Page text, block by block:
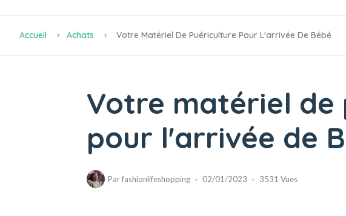
Accueil Achats Votre Matériel De Puériculture Pour L'arrivée De Bébé
Votre matériel de
pour l'arrivée de
Parfashionlifeshopping 02/01/2023 3531 Vues